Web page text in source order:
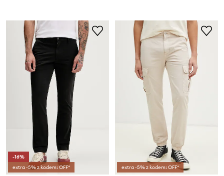
-16%
extra -5% z kodem: OFF*
extra -5% z kodem: OFF*